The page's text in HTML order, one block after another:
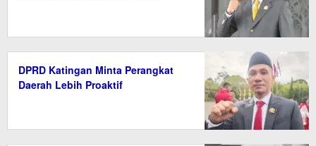
DPRD Katingan Minta Perangkat
Daerah Lebih Proaktif